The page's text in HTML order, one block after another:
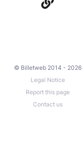
© Billetweb 2014 - 2026
Legal Notice
Report this page
Contact us